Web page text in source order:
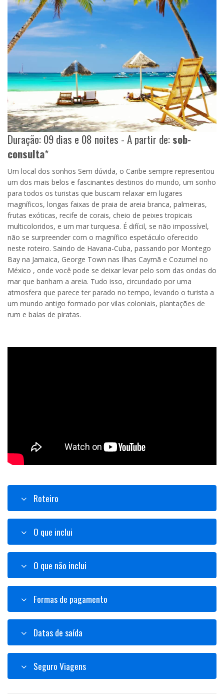
Duração: 09 dias e 08 noites - A partir de:sob-
consulta*
Um local dos sonhos Sem dúvida, o Caribe sempre representou
um dos mais belos e fascinantes destinos do mundo, um sonho
para todos os turistas que buscam relaxar em lugares
magníficos, longas faixas de praia de areia branca, palmeiras,
frutas exóticas, recife de corais, cheio de peixes tropicais
multicoloridos, e um mar turquesa. É difícil, se não impossível,
não se surpreender com o magnífico espetáculo oferecido
neste roteiro. Saindo de Havana-Cuba, passando por Montego
Bay na Jamaica, George Town nas Ilhas Caymã e Cozumel no
México , onde você pode se deixar levar pelo som das ondas do
mar que banham a areia. Tudo isso, circundado por uma
atmosfera que parece ter parado no tempo, levando o turista a
um mundo antigo formado por vilas coloniais, plantações de
rum e baías de piratas.
Roteiro
O que inclui
O que não inclui
Formas de pagamento
Datas de saída
Seguro Viagens